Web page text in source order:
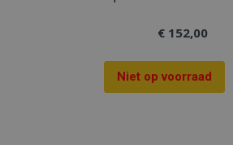
€ 152,00
Niet op voorraad